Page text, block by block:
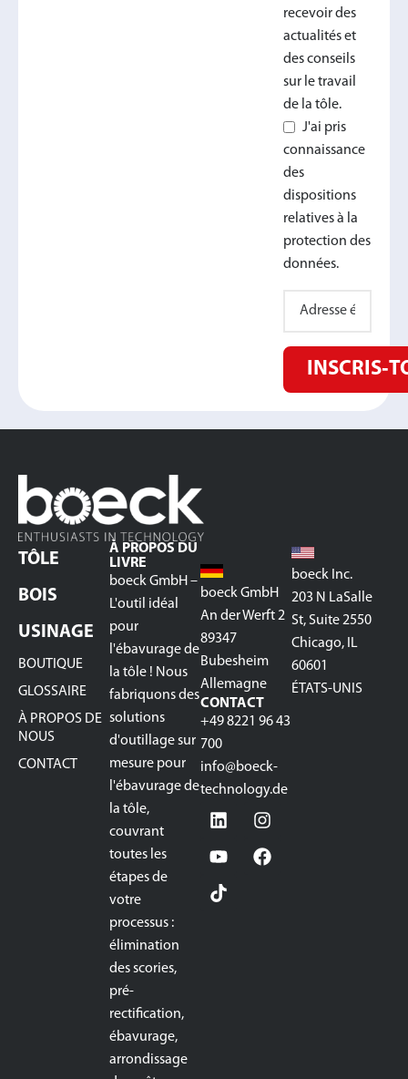
recevoir des
actualités et
des conseils
sur le travail
de la tôle.
J'ai pris
connaissance
des
dispositions
relatives à la
protection des
données.
TÔLE
BOIS
USINAGE
BOUTIQUE
GLOSSAIRE
À PROPOS DE
NOUS
CONTACT
À PROPOS DU
LIVRE
boeck GmbH –
L'outil idéal
pour
l'ébavurage de
la tôle ! Nous
fabriquons des
solutions
d'outillage sur
mesure pour
l'ébavurage de
la tôle,
couvrant
toutes les
étapes de
votre
processus :
élimination
des scories,
pré-
rectification,
ébavurage,
arrondissage
boeck GmbH
An der Werft 2
89347
Bubesheim
Allemagne
CONTACT
+49 8221 96 43
700
info@boeck-
technology.de
boeck Inc.
203 N LaSalle
St, Suite 2550
Chicago, IL
60601
ÉTATS-UNIS